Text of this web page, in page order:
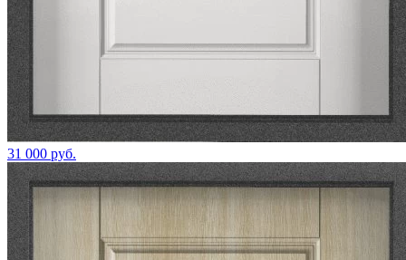
31 000 руб.